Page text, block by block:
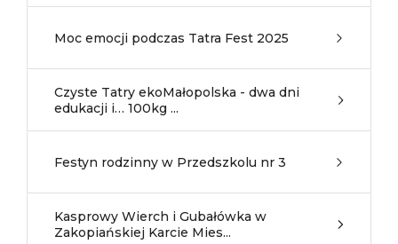
Moc emocji podczas Tatra Fest 2025
Czyste Tatry ekoMałopolska - dwa dni
edukacji i… 100kg ...
Festyn rodzinny w Przedszkolu nr 3
Kasprowy Wierch i Gubałówka w
Zakopiańskiej Karcie Mies...